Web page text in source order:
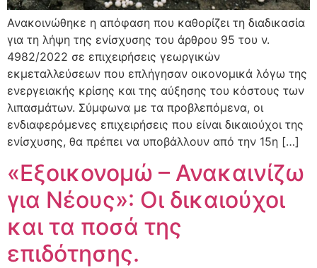
Ανακοινώθηκε η απόφαση που καθορίζει τη διαδικασία
για τη λήψη της ενίσχυσης του άρθρου 95 του ν.
4982/2022 σε επιχειρήσεις γεωργικών
εκμεταλλεύσεων που επλήγησαν οικονομικά λόγω της
ενεργειακής κρίσης και της αύξησης του κόστους των
λιπασμάτων. Σύμφωνα με τα προβλεπόμενα, οι
ενδιαφερόμενες επιχειρήσεις που είναι δικαιούχοι της
ενίσχυσης, θα πρέπει να υποβάλλουν από την 15η […]
«Εξοικονομώ – Ανακαινίζω
για Νέους»: Οι δικαιούχοι
και τα ποσά της
επιδότησης.